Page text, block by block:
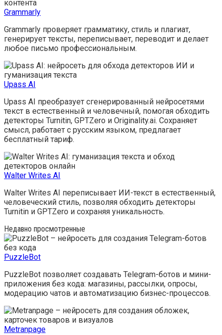
Grammarly
Grammarly проверяет грамматику, стиль и плагиат,
генерирует тексты, переписывает, переводит и делает
любое письмо профессиональным.
Upass AI
Upass AI преобразует сгенерированный нейросетями
текст в естественный и человечный, помогая обходить
детекторы Turnitin, GPTZero и Originality.ai. Сохраняет
смысл, работает с русским языком, предлагает
бесплатный тариф.
Walter Writes AI
Walter Writes AI переписывает ИИ-текст в естественный,
человеческий стиль, позволяя обходить детекторы
Turnitin и GPTZero и сохраняя уникальность.
Недавно просмотренные
PuzzleBot
PuzzleBot позволяет создавать Telegram-ботов и мини-
приложения без кода: магазины, рассылки, опросы,
модерацию чатов и автоматизацию бизнес-процессов.
Metranpage